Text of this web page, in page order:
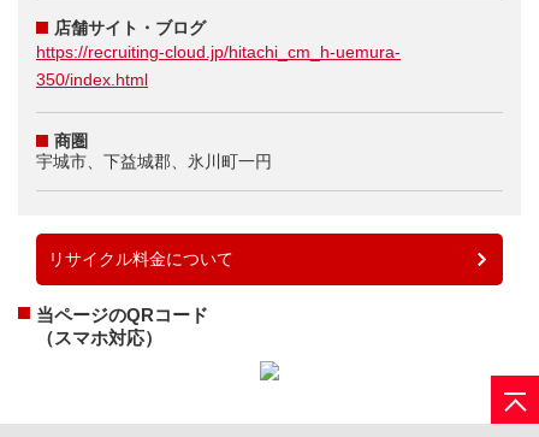
店舗サイト・ブログ
https://recruiting-cloud.jp/hitachi_cm_h-uemura-
350/index.html
商圏
宇城市、下益城郡、氷川町一円
リサイクル料金について
当ページのQRコード
（スマホ対応）